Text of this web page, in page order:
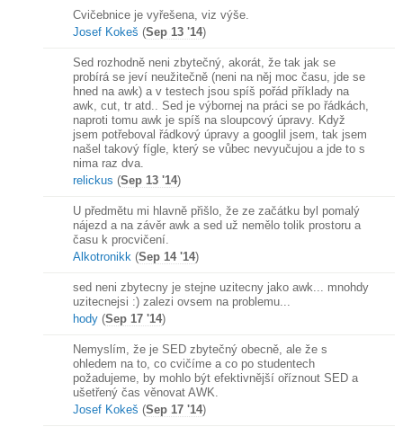
Cvičebnice je vyřešena, viz výše.
Josef Kokeš (Sep 13 '14)
Sed rozhodně neni zbytečný, akorát, že tak jak se
probírá se jeví neužitečně (neni na něj moc času, jde se
hned na awk) a v testech jsou spíš pořád příklady na
awk, cut, tr atd.. Sed je výbornej na práci se po řádkách,
naproti tomu awk je spíš na sloupcový úpravy. Když
jsem potřeboval řádkový úpravy a googlil jsem, tak jsem
našel takový fígle, který se vůbec nevyučujou a jde to s
nima raz dva.
relickus (Sep 13 '14)
U předmětu mi hlavně přišlo, že ze začátku byl pomalý
nájezd a na závěr awk a sed už nemělo tolik prostoru a
času k procvičení.
Alkotronikk (Sep 14 '14)
sed neni zbytecny je stejne uzitecny jako awk... mnohdy
uzitecnejsi :) zalezi ovsem na problemu...
hody (Sep 17 '14)
Nemyslím, že je SED zbytečný obecně, ale že s
ohledem na to, co cvičíme a co po studentech
požadujeme, by mohlo být efektivnější oříznout SED a
ušetřený čas věnovat AWK.
Josef Kokeš (Sep 17 '14)